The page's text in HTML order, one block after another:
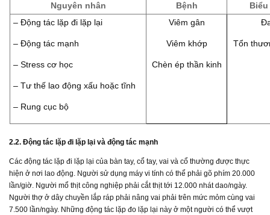
Nguyên nhân Bệnh
– Động tác lặp đi lặp lại
– Động tác mạnh
– Stress cơ học
– Tư thế lao động xấu hoặc tĩnh
– Rung cục bộ
Viêm gân
Viêm khớp
Chèn ép thần kinh
Tổn
2.2. Động tác lặp đi lặp lại và động tác mạnh
Các động tác lặp đi lặp lại của bàn tay, cổ tay, vai và cổ thường được thực
hiện ở nơi lao động. Người sử dụng máy vi tính có thể phải gõ phím 20.000
lần/giờ. Người mổ thịt công nghiệp phải cắt thịt tới 12.000 nhát dao/ngày.
Người thợ ở dây chuyền lắp ráp phải nâng vai phải trên mức mỏm cùng vai
7.500 lần/ngày. Những động tác lặp đo lặp lại này ở một người có thể vượt